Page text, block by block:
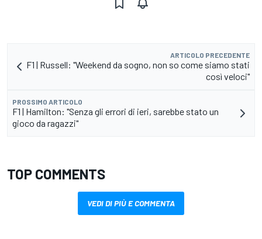
ARTICOLO PRECEDENTE
F1 | Russell: "Weekend da sogno, non so come siamo stati
così veloci"
PROSSIMO ARTICOLO
F1 | Hamilton: "Senza gli errori di ieri, sarebbe stato un
gioco da ragazzi"
TOP COMMENTS
VEDI DI PIÙ E COMMENTA